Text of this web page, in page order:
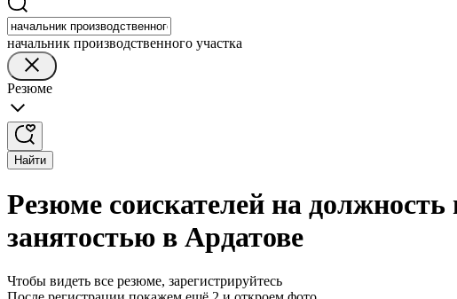
начальник производственного участка
Резюме
Найти
Резюме соискателей на
занятостью в Ардатове
Чтобы видеть все резюме, зарегистрируйтесь